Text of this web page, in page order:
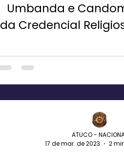
Umbanda e
da Credencial
fundamental,
ATUCO -
17 de mar. de 2023
2